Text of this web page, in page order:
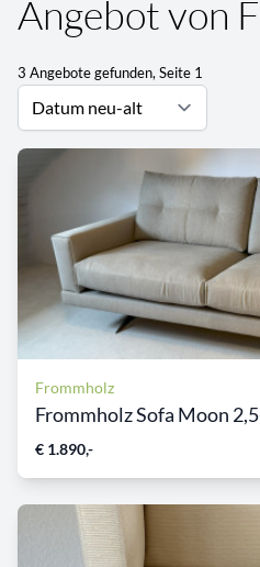
Angebot von
3 Angebote gefunden, Seite 1
Frommholz
Frommholz Sofa Moon
€ 1.890,-